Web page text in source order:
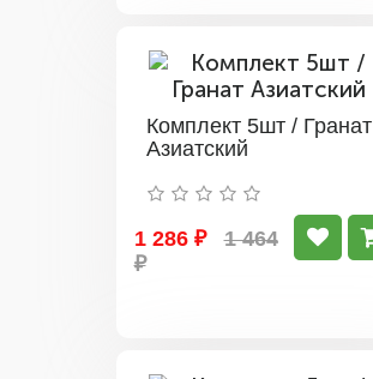
Комплект 5шт / Гранат
Азиатский
1 286 ₽
1 464
₽